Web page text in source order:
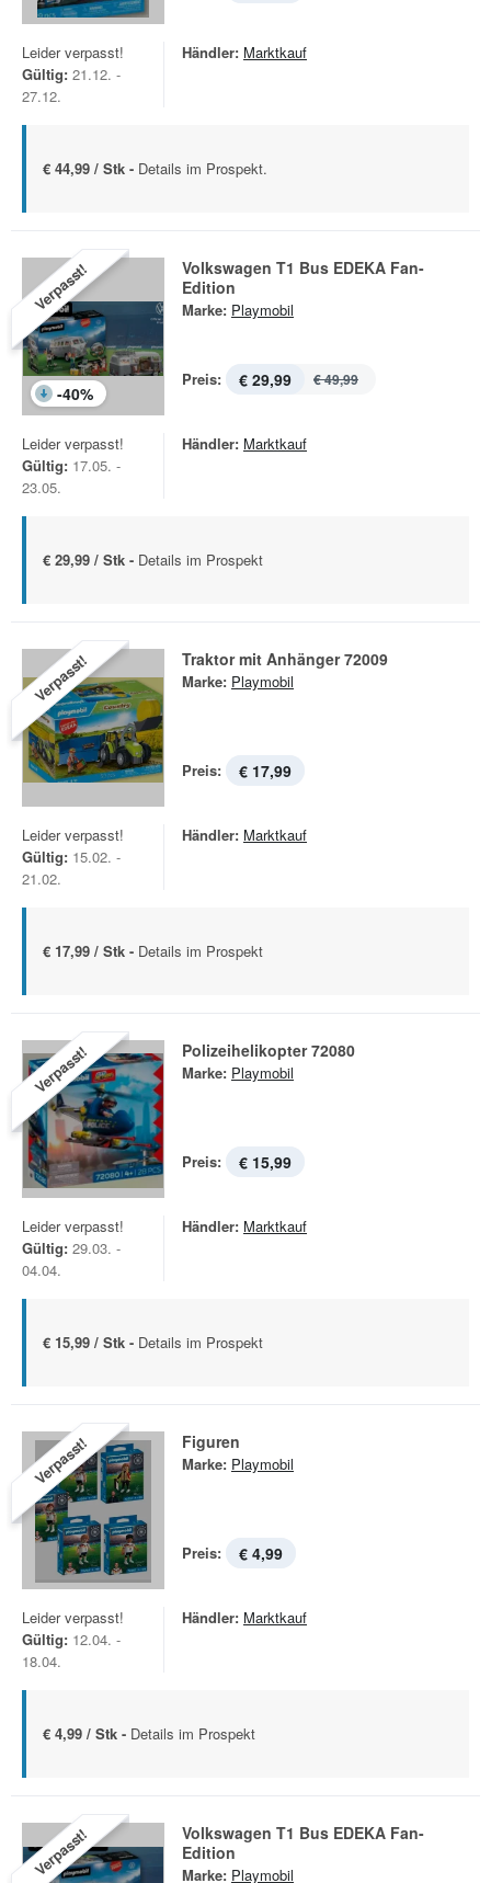
Leider verpasst!
Gültig: 21.12. -
27.12.
Händler: Marktkauf
€ 44,99 / Stk - Details im Prospekt.
Verpasst!
-40%
Volkswagen T1 Bus EDEKA Fan-
Edition
Marke: Playmobil
Preis: € 29,99 € 49,99
Leider verpasst!
Gültig: 17.05. -
23.05.
Händler: Marktkauf
€ 29,99 / Stk - Details im Prospekt
Verpasst! Traktor mit Anhänger 72009
Marke: Playmobil
Preis: € 17,99
Leider verpasst!
Gültig: 15.02. -
21.02.
Händler: Marktkauf
€ 17,99 / Stk - Details im Prospekt
Verpasst! Polizeihelikopter 72080
Marke: Playmobil
Preis: € 15,99
Leider verpasst!
Gültig: 29.03. -
04.04.
Händler: Marktkauf
€ 15,99 / Stk - Details im Prospekt
Verpasst! Figuren
Marke: Playmobil
Preis: € 4,99
Leider verpasst!
Gültig: 12.04. -
18.04.
Händler: Marktkauf
€ 4,99 / Stk - Details im Prospekt
Verpasst!
Volkswagen T1 Bus EDEKA Fan-
Edition
Marke: Playmobil